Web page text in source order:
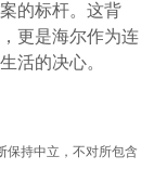
的标杆。这背
更是海尔作为连
活的决心。
保持中立，不对所包含